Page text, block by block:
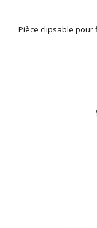
Pièce clipsable pour